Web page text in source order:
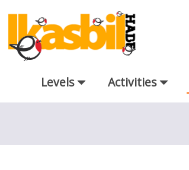
Skip to Main Content
Levels Activities